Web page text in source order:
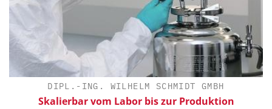
DIPL.-ING. WILHELM SCHMIDT GMBH
Skalierbar vom Labor bis zur Produktion